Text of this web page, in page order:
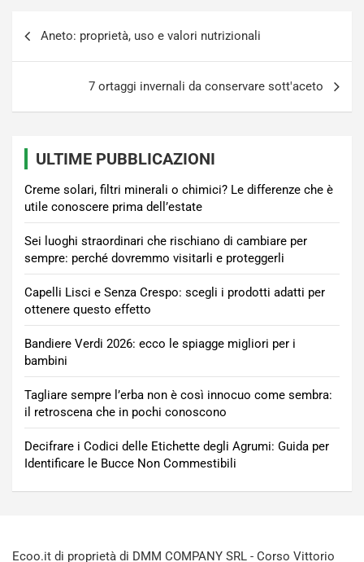
Aneto: proprietà, uso e valori nutrizionali
7 ortaggi invernali da conservare sott'aceto
ULTIME PUBBLICAZIONI
Creme solari, filtri minerali o chimici? Le differenze che è
utile conoscere prima dell’estate
Sei luoghi straordinari che rischiano di cambiare per
sempre: perché dovremmo visitarli e proteggerli
Capelli Lisci e Senza Crespo: scegli i prodotti adatti per
ottenere questo effetto
Bandiere Verdi 2026: ecco le spiagge migliori per i
bambini
Tagliare sempre l’erba non è così innocuo come sembra:
il retroscena che in pochi conoscono
Decifrare i Codici delle Etichette degli Agrumi: Guida per
Identificare le Bucce Non Commestibili
Ecoo.it di proprietà di DMM COMPANY SRL - Corso Vittorio